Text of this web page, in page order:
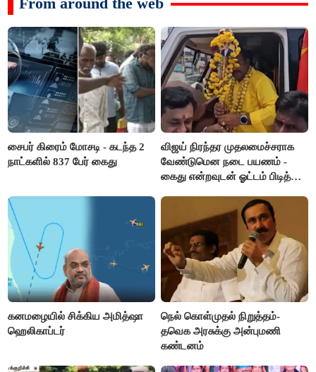
சைபர் கிரைம் மோசடி - கடந்த 2
நாட்களில் 837 பேர் கைது
விஜய் நிரந்தர முதலமைச்சராக
வேண்டுமென நடை பயணம் -
கைது என்றவுடன் ஓட்டம் பிடித்த
கனமழையில் சிக்கிய அமித்ஷா
ஹெலிகாப்டர்
நெல் கொள்முதல் நிறுத்தம்-
தவெக அரசுக்கு அன்புமணி
கண்டனம்